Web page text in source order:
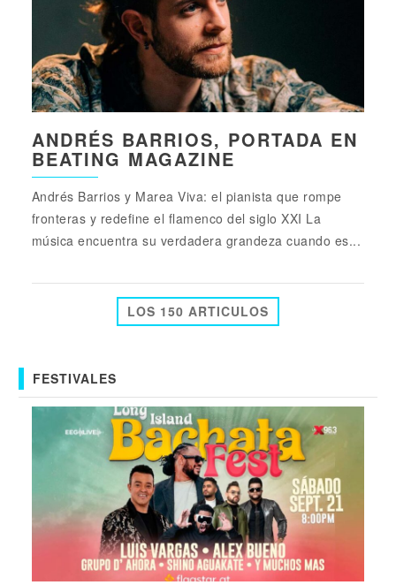
ANDRÉS BARRIOS, PORTADA EN
BEATING MAGAZINE
Andrés Barrios y Marea Viva: el pianista que rompe
fronteras y redefine el flamenco del siglo XXI La
música encuentra su verdadera grandeza cuando es...
LOS 150 ARTICULOS
FESTIVALES